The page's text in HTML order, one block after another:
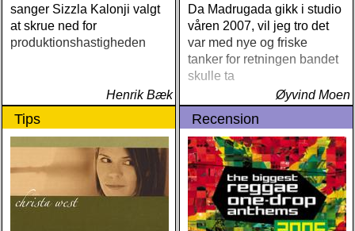
sanger Sizzla Kalonji valgt
at skrue ned for
produktionshastigheden
Henrik Bæk
Da Madrugada gikk i studio
våren 2007, vil jeg tro det
var med nye og friske
tanker for retningen bandet
skulle ta
Øyvind Moen
Tips Recension